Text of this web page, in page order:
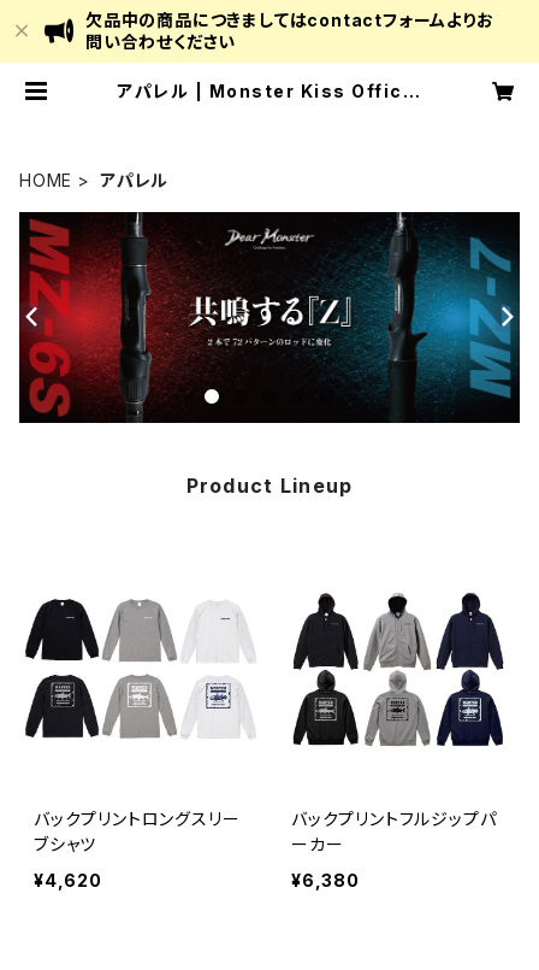
欠品中の商品につきましてはcontactフォームよりお
問い合わせください
アパレル | Monster Kiss Officia
HOME アパレル
Product Lineup
バックプリントロングスリー
ブシャツ
¥4,620
バックプリントフルジップパ
ーカー
¥6,380